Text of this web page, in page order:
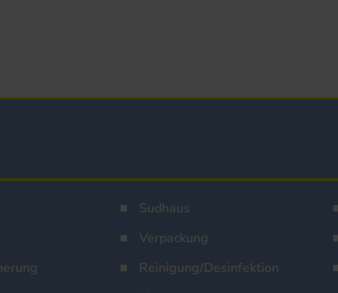
Sudhaus
Verpackung
Reinigung/Desinfektion